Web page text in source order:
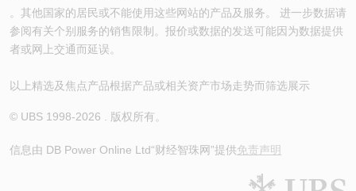
。其他国家的居民或不能使用这些网站的产品及服务。 进一步数据请
参阅有关个别服务的销售限制。报价或数据的发送可能因为数据提供
者或网上交通而延误。
以上精选及焦点产品根据产品或相关资产市场走势而筛选展示
© UBS 1998-2026 . 版权所有。
信息由 DB Power Online Ltd“财经智珠网”提供免责声明